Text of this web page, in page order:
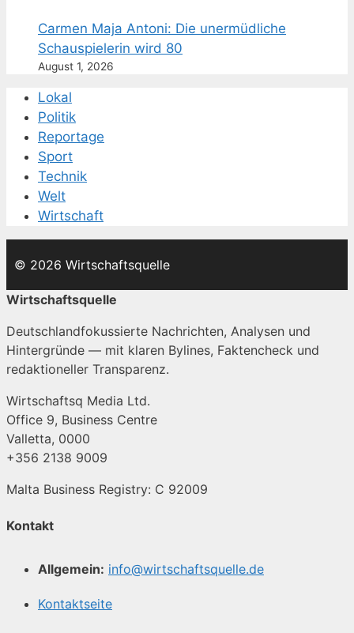
Carmen Maja Antoni: Die unermüdliche
Schauspielerin wird 80
August 1, 2026
Lokal
Politik
Reportage
Sport
Technik
Welt
Wirtschaft
© 2026 Wirtschaftsquelle
Wirtschaftsquelle
Deutschlandfokussierte Nachrichten, Analysen und
Hintergründe — mit klaren Bylines, Faktencheck und
redaktioneller Transparenz.
Wirtschaftsq Media Ltd.
Office 9, Business Centre
Valletta, 0000
+356 2138 9009
Malta Business Registry: C 92009
Kontakt
Allgemein: info@wirtschaftsquelle.de
Kontaktseite